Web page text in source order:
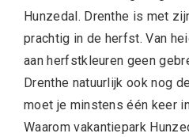
Hunzedal. Drenthe is met
prachtig in de herfst. Van
aan herfstkleuren geen
Drenthe natuurlijk ook nog
moet je minstens één keer
Waarom vakantiepark